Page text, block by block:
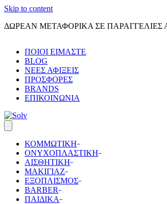
Skip to content
ΔΩΡΕΑΝ ΜΕΤΑΦΟΡΙΚΑ ΣΕ ΠΑΡΑΓΓΕΛΙΕΣ
ΠΟΙΟΙ ΕΙΜΑΣΤΕ
BLOG
ΝΕΕΣ ΑΦΙΞΕΙΣ
ΠΡΟΣΦΟΡΕΣ
BRANDS
ΕΠΙΚΟΙΝΩΝΙΑ
ΚΟΜΜΩΤΙΚΗ
ΟΝΥΧΟΠΛΑΣΤΙΚΗ
ΑΙΣΘΗΤΙΚΗ
ΜΑΚΙΓΙΑΖ
ΕΞΟΠΛΙΣΜΟΣ
BARBER
ΠΑΙΔΙΚΑ